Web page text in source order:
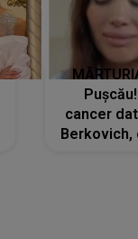
cancer
Berkovich,